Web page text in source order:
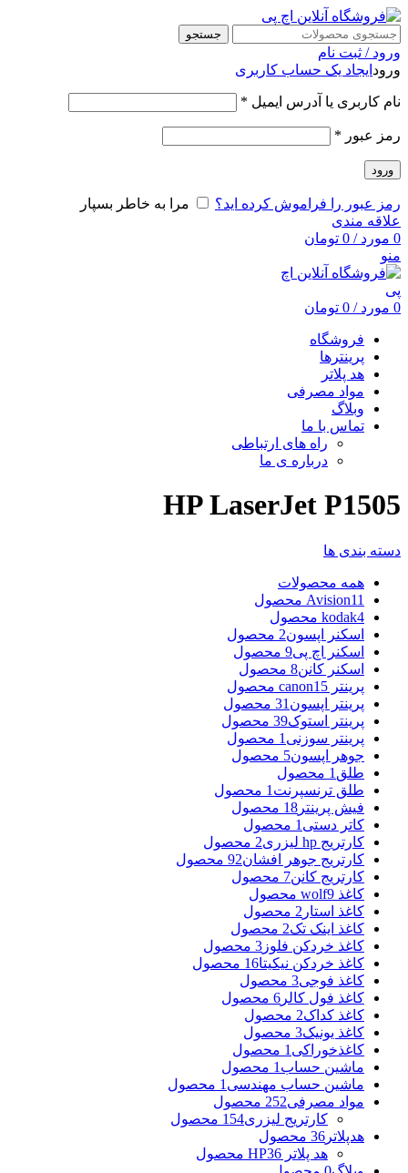
جستجو
ورود / ثبت نام
ورود ایجاد یک حساب کاربری
نام کاربری یا آدرس ایمیل *
رمز عبور *
ورود
رمز عبور را فراموش کرده اید؟
مرا به خاطر بسپار
علاقه مندی
0 مورد /
0 تومان
منو
0 مورد /
0 تومان
فروشگاه
پرینترها
هد پلاتر
مواد مصرفی
وبلاگ
تماس با ما
راه های ارتباطی
درباره ی ما
HP LaserJet P1505
دسته بندی ها
همه محصولات
Avision11 محصول
kodak4 محصول
اسکنر اپسون2 محصول
اسکنر اچ پی9 محصول
اسکنر کانن8 محصول
پرینتر canon 15 محصول
پرینتر اپسون 31 محصول
پرینتر استوک39 محصول
پرینتر سوزنی 1 محصول
جوهر اپسون5 محصول
طلق 1 محصول
طلق ترنسپرنت 1 محصول
فیش پرینتر 18 محصول
کاتر دستی 1 محصول
کارتریج hp لیزری
2 محصول
کارتریج جوهر افشان92 محصول
کارتریج کانن7 محصول
کاغذ wolf 9 محصول
کاغذ استار 2 محصول
کاغذ اینک تک2 محصول
کاغذ خردکن فلوز 3 محصول
کاغذ خردکن نیکیتا16 محصول
کاغذ فوجی3 محصول
کاغذ فول کالر 6 محصول
کاغذ کداک2 محصول
کاغذ یونیک3 محصول
کاغذخوراکی 1 محصول
ماشین حساب 1 محصول
ماشین حساب مهندسی 1 محصول
مواد مصرفی252 محصول
کارتریج لیزری154 محصول
هدپلاتر 36 محصول
هد پلاتر HP 36 محصول